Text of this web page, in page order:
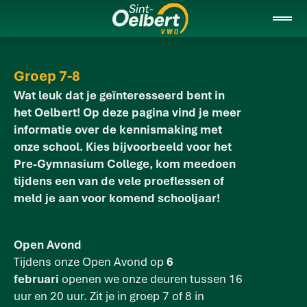
Groep 7-8
Wat leuk dat je geïnteresseerd bent in
het Oelbert! Op deze pagina vind je meer
informatie over de kennismaking met
onze school. Kies bijvoorbeeld voor het
Pre-Gymnasium College, kom meedoen
tijdens een van de vele proeflessen of
meld je aan voor komend schooljaar!
Open Avond
Tijdens onze Open Avond op6
februari openen we onze deuren tussen 16
uur en 20 uur. Zit je in groep 7 of 8 in